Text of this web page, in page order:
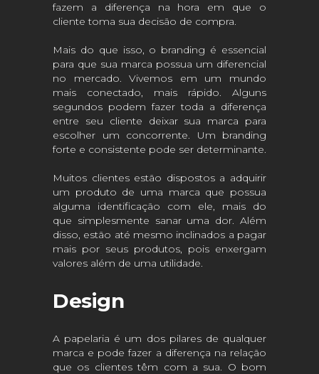
fazem a diferença na hora em que o
cliente toma sua decisão de compra.
Mais do que isso, o branding é essencial
para que sua marca possua um diferencial
no mercado. Vivemos em um mundo
mais conectado, mais rápido. Alguns
segundos podem fazer toda a diferença
entre seu cliente deixar sua marca para
escolher um concorrente. Um branding
forte e consistente pode ser determinante.
Muitos clientes estão dispostos a adquirir
um produto de uma marca que possua
alguma identificação com ele, mais do
que simplesmente sanar uma dor. Além
disso, estão até mesmo inclinados a pagar
mais por seus produtos, pois enxergam
valores além de uma utilidade.
Design
A papelaria é um dos pilares de qualquer
marca e pode fazer a diferença na relação
que os clientes têm com a sua. O bom